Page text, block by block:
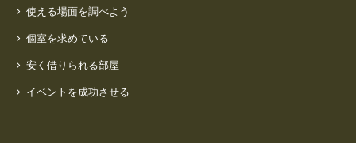
使える場面を調べよう
個室を求めている
安く借りられる部屋
イベントを成功させる